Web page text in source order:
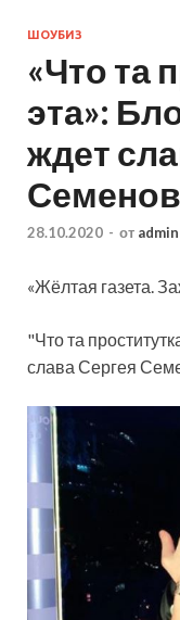
ШОУБИЗ
«Что та
эта»:
ждет
28.10.2020 - от admin
«Жёлтая газета.
"Что та
слава Сергея